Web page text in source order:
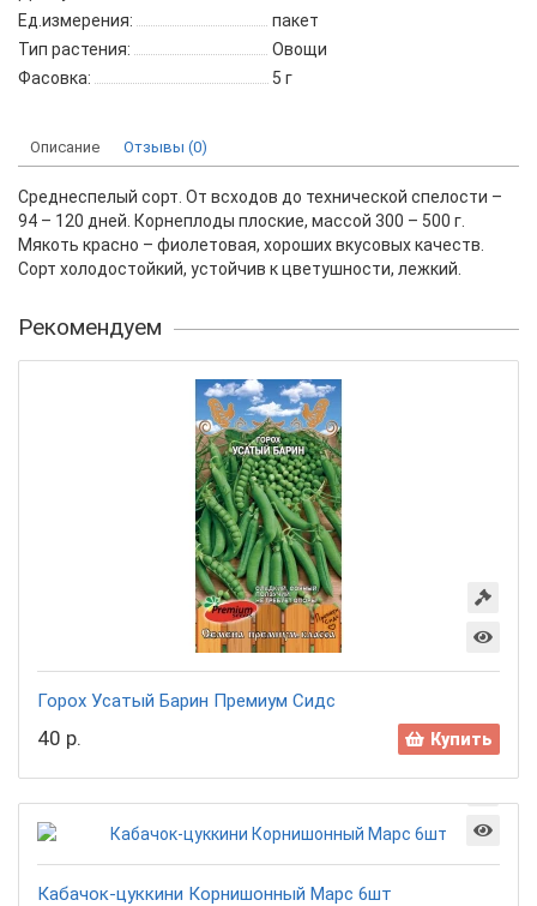
Ед.измерения:
пакет
Тип растения:
Овощи
Фасовка:
5 г
Описание Отзывы (0)
Среднеспелый сорт. От всходов до технической спелости –
94 – 120 дней. Корнеплоды плоские, массой 300 – 500 г.
Мякоть красно – фиолетовая, хороших вкусовых качеств.
Сорт холодостойкий, устойчив к цветушности, лежкий.
Рекомендуем
Горох Усатый Барин Премиум Сидс
40 р. Купить
Кабачок-цуккини Корнишонный Марс 6шт